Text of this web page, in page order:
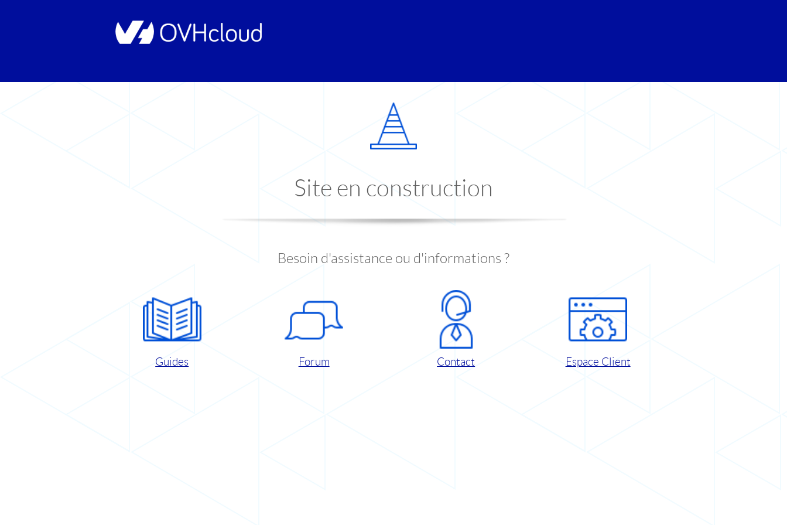
Site en construction
Besoin d'assistance ou d'informations ?
Guides Forum Contact Espace Client